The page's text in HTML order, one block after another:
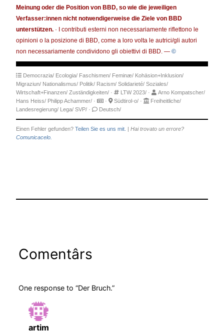
Meinung oder die Position von BBD, so wie die jeweiligen
Verfasser:innen nicht notwendigerweise die Ziele von BBD
unterstützen. · I contributi esterni non necessariamente riflettono le
opinioni o la posizione di BBD, come a loro volta le autrici/gli autori
non necessariamente condividono gli obiettivi di BBD. — ©
Democrazia/ Ecologia/ Faschismen/ Feminæ/ Kohäsion+Inklusion/
Migraziun/ Nationalismus/ Politik/ Racism/ Solidarieté/ Soziales/
Wirtschaft+Finanzen/ Zuständigkeiten/ · LTW 2023/ ·
Arno Kompatscher/
Hans Heiss/ Philipp Achammer/ · · Südtirol-o/ ·
Freiheitliche/
Landesregierung/ Lega/ SVP/ · Deutsch/
Einen Fehler gefunden? Teilen Sie es uns mit. | Hai trovato un errore?
Comunicacelo.
Comentârs
One response to “Der Bruch.”
artim